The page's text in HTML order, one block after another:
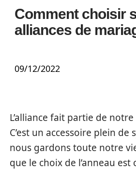
Comment choisir
alliances de
09/12/2022
L’alliance fait partie de
C’est un accessoire plein de
nous gardons toute notre
que le choix de l’anneau est